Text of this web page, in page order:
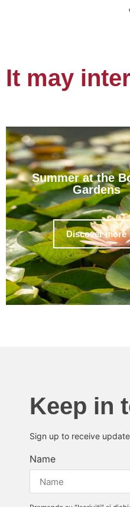
It may
Summer at the
Gardens
Discover more
Keep in
Sign up to receive
Name